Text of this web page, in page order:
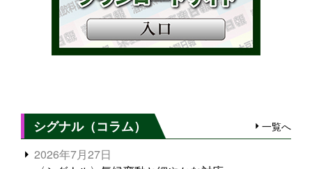
シグナル（コラム） 一覧へ
2026年7月27日